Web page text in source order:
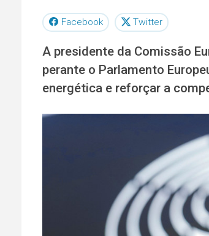
Facebook Twitter
A presidente da Comissão
perante o Parlamento
energética e reforçar a